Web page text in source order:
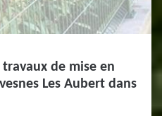
de mise en
Les Aubert dans